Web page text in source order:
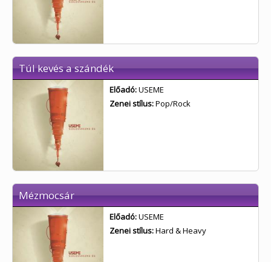
Túl kevés a szándék
Előadó:USEME
Zenei stílus:Pop/Rock
Mézmocsár
Előadó:USEME
Zenei stílus:Hard & Heavy